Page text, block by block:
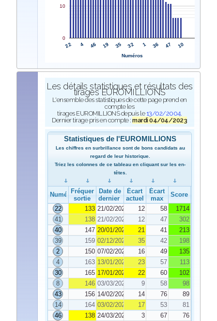
22 4 46 19 35 32 1 36 47 10
0
10
Numéros
Les détails statistiques et résultats des
tirages EUROMILLIONS
L'ensemble des statistiques de cette page prend en
compte les
tirages EUROMILLIONS depuis le 13/02/2004.
Dernier tirage pris en compte :mardi 04/04/2023
Statistiques de l'EUROMILLIONS
Les chiffres en surbrillance sont de bons candidats au
regard de leur historique.
Triez les colonnes de ce tableau en cliquant sur les en-
têtes.
NuméroFréquence de
sortie
Date de
dernier tirage
Écart
actuel
Écart
max
Score
22
133 21/02/2023 12 58
1714
41
138 21/02/2023 12 47
302
40
147 20/01/2023 21 41
213
39
159 02/12/2022 35 42
198
2
150 07/02/2023 16 49
135
4
163 13/01/2023 23 57
113
30
165 17/01/2023 22 60
102
8
146 03/03/2023 9 58
98
43
156 14/02/2023 14 76
89
14
164 03/02/2023 17 53
81
46
138 24/03/2023 3 67
76